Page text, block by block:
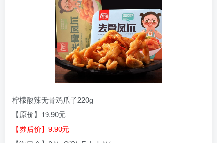
柠檬酸辣无骨鸡爪子220g
【原价】19.90元
【券后价】9.90元